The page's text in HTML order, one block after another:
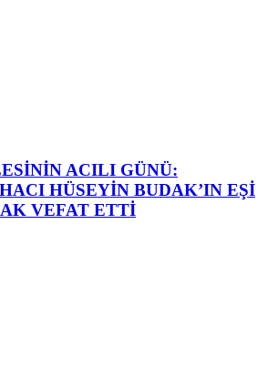
ACILI GÜNÜ:
HÜSEYİN BUDAK’IN EŞİ
VEFAT ETTİ